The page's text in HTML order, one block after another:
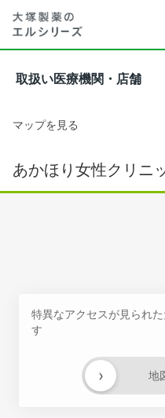
取扱い医療機関・店舗
マップを見る
あかほり女性クリニ
特異なアクセスが見られ
す
地
›